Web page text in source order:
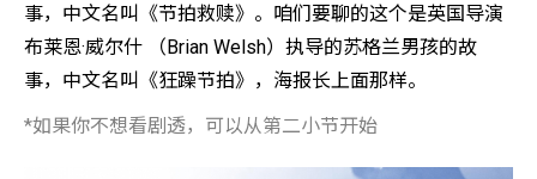
事，中文名叫《节拍救赎》。咱们要聊的这个是英国导演
布莱恩·威尔什 （Brian Welsh）执导的苏格兰男孩的故
事，中文名叫《狂躁节拍》，海报长上面那样。
*如果你不想看剧透，可以从第二小节开始